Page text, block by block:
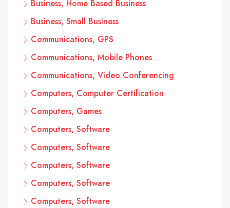
Business, Home Based Business
Business, Small Business
Communications, GPS
Communications, Mobile Phones
Communications, Video Conferencing
Computers, Computer Certification
Computers, Games
Computers, Software
Computers, Software
Computers, Software
Computers, Software
Computers, Software